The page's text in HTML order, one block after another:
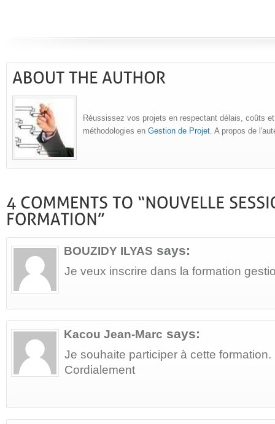
Réussissez vos projets en respectant délais, coûts
méthodologies en Gestion de Projet. A propos de
BOUZIDY ILYAS says:
Je veux inscrire dans la formation
Kacou Jean-Marc says:
Je souhaite participer à cette formation.
Cordialement